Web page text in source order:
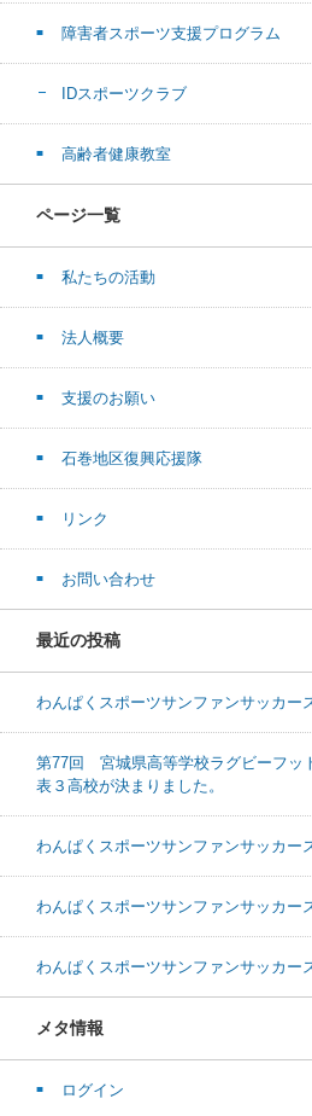
障害者スポーツ支援プログラム
IDスポーツクラブ
高齢者健康教室
ページ一覧
私たちの活動
法人概要
支援のお願い
石巻地区復興応援隊
リンク
お問い合わせ
最近の投稿
わんぱくスポーツサンファンサッカー
第77回 宮城県高等学校ラグビーフッ
表３高校が決まりました。
わんぱくスポーツサンファンサッカー
わんぱくスポーツサンファンサッカー
わんぱくスポーツサンファンサッカー
メタ情報
ログイン